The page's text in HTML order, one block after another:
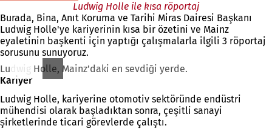
Ludwig Holle ile kısa röportaj
Burada, Bina, Anıt Koruma ve Tarihi Miras Dairesi Başkanı
Ludwig Holle'ye kariyerinin kısa bir özetini ve Mainz
eyaletinin başkenti için yaptığı çalışmalarla ilgili 3 röportaj
sorusunu sunuyoruz.
Ludwig Holle, Mainz’daki en sevdiği yerde.
Kariyer
Ludwig Holle, kariyerine otomotiv sektöründe endüstri
mühendisi olarak başladıktan sonra, çeşitli sanayi
şirketlerinde ticari görevlerde çalıştı.